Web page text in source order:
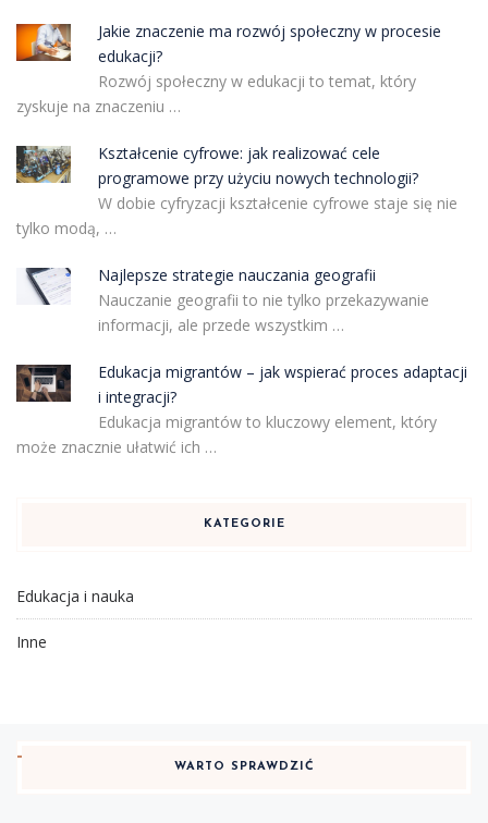
Jakie znaczenie ma rozwój społeczny w procesie
edukacji?
Rozwój społeczny w edukacji to temat, który
zyskuje na znaczeniu …
Kształcenie cyfrowe: jak realizować cele
programowe przy użyciu nowych technologii?
W dobie cyfryzacji kształcenie cyfrowe staje się nie
tylko modą, …
Najlepsze strategie nauczania geografii
Nauczanie geografii to nie tylko przekazywanie
informacji, ale przede wszystkim …
Edukacja migrantów – jak wspierać proces adaptacji
i integracji?
Edukacja migrantów to kluczowy element, który
może znacznie ułatwić ich …
KATEGORIE
Edukacja i nauka
Inne
WARTO SPRAWDZIĆ